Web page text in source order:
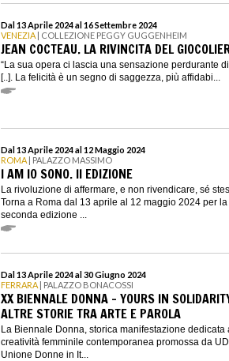
Dal 13 Aprile 2024 al 16 Settembre 2024
VENEZIA | COLLEZIONE PEGGY GUGGENHEIM
JEAN COCTEAU. LA RIVINCITA DEL
“La sua opera ci lascia una sensazione perdurante
[..]. La felicità è un segno di saggezza, più affidabi...
Dal 13 Aprile 2024 al 12 Maggio 2024
ROMA | PALAZZO MASSIMO
I AM IO SONO. II EDIZIONE
La rivoluzione di affermare, e non rivendicare, sé
Torna a Roma dal 13 aprile al 12 maggio 2024 per la
seconda edizione ...
Dal 13 Aprile 2024 al 30 Giugno 2024
FERRARA | PALAZZO BONACOSSI
XX BIENNALE DONNA - YOURS IN
ALTRE STORIE TRA ARTE E PAROLA
La Biennale Donna, storica manifestazione dedicata
creatività femminile contemporanea promossa da
Unione Donne in It...